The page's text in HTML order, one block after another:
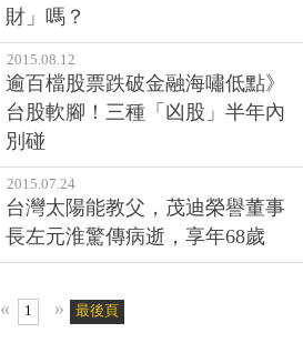
財」嗎？
2015.08.12
逾百檔股票跌破金融海嘯低點》
台股軟腳！三種「凶股」半年內
別碰
2015.07.24
台灣太陽能教父，茂迪榮譽董事
長左元淮驚傳病逝，享年68歲
« 1 » 最後頁